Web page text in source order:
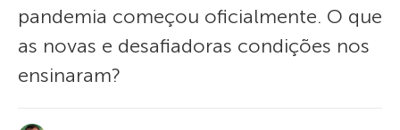
pandemia começou oficialmente. O que
as novas e desafiadoras condições nos
ensinaram?